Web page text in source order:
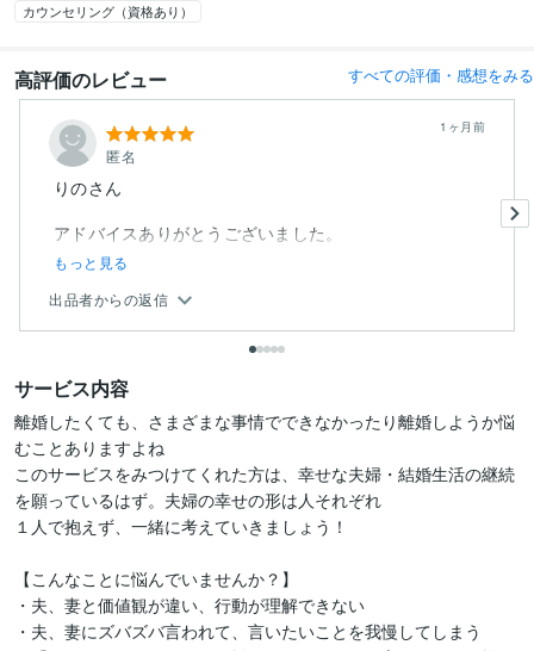
カウンセリング（資格あり）
高評価のレビュー すべての評価・感想をみる
匿名
1ヶ月前
りのさん
アドバイスありがとうございました。
もっと見る
出品者からの返信
サービス内容
離婚したくても、さまざまな事情でできなかったり離婚しようか悩
むことありますよね
このサービスをみつけてくれた方は、幸せな夫婦・結婚生活の継続
を願っているはず。夫婦の幸せの形は人それぞれ
１人で抱えず、一緒に考えていきましょう！
【こんなことに悩んでいませんか？】
・夫、妻と価値観が違い、行動が理解できない
・夫、妻にズバズバ言われて、言いたいことを我慢してしまう